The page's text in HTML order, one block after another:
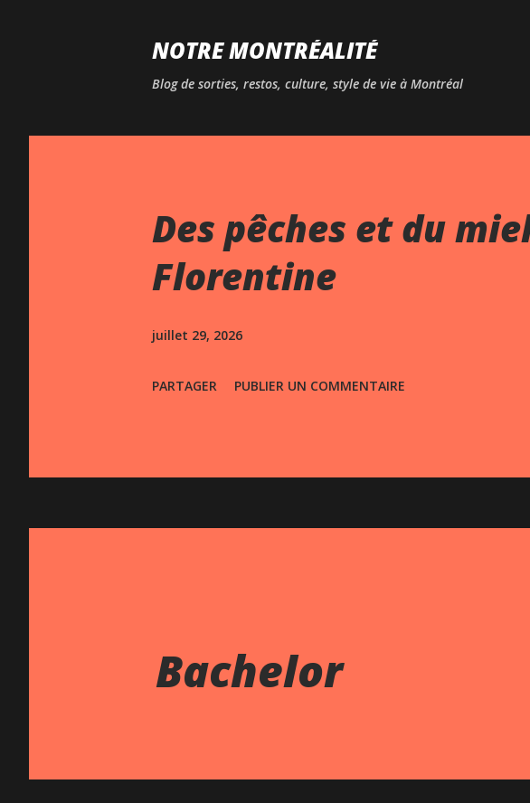
NOTRE MONTRÉALITÉ
Blog de sorties, restos, culture, style de vie à Montréal
Des pêches et du
Florentine
juillet 29, 2026
PARTAGER PUBLIER UN COMMENTAIRE
Bachelor